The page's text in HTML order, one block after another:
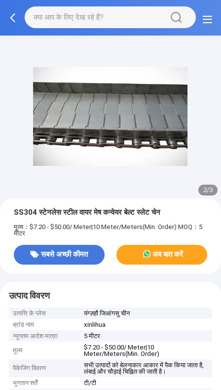
2/3
SS304 स्टेनलेस स्टील वायर मेष कन्वेयर बेल्ट स्लेट चेन
मूल्य：$7.20 - $50.00/ Meter|10 Meter/Meters(Min. Order) MOQ：5
मीटर
सबसे अच्छी कीमत अब बात करें
उत्पाद विवरण
उत्पत्ति के प्लेस
यंग्ज़हौ जिआंगसु चीन
ब्रांड नाम
xinlihua
न्यूनतम आदेश मात्रा
5 मीटर
मूल्य
$7.20 - $50.00/ Meter|10
Meter/Meters(Min. Order)
पैकेजिंग विवरण
सभी उत्पादों को बेलनाकार आकार में पैक किया जाता है,
लंबाई और चौड़ाई चिह्नित की जाती है।
भुगतान शर्तें
टी/टी